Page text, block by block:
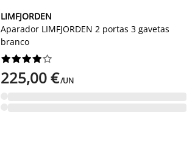
LIMFJORDEN
Aparador LIMFJORDEN 2 portas 3 gavetas
branco






225,00 €/UN